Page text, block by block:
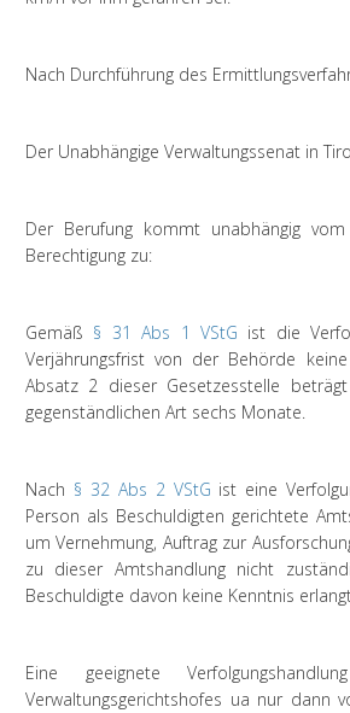
Nach Durchführung des
Der Unabhängige Verwaltungssenat in
Der Berufung kommt unabhängig
Berechtigung zu:
Gemäß § 31 Abs 1 VStG ist die
Verjährungsfrist von der Behörde
Absatz 2 dieser Gesetzesstelle
gegenständlichen Art sechs Monate.
Nach § 32 Abs 2 VStG ist eine
Person als Beschuldigten gerichtete
um Vernehmung, Auftrag zur
zu dieser Amtshandlung nicht
Beschuldigte davon keine Kenntnis
Eine geeignete
Verwaltungsgerichtshofes ua nur dann